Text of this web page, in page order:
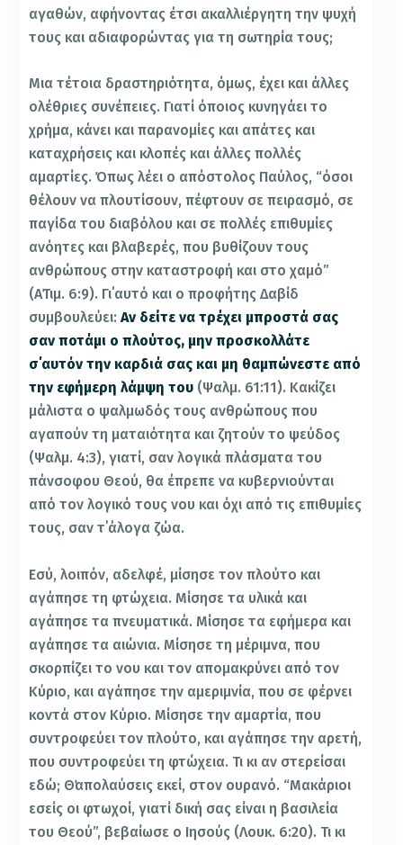
αγαθών, αφήνοντας έτσι ακαλλιέργητη την ψυχή
τους και αδιαφορώντας για τη σωτηρία τους;
Μια τέτοια δραστηριότητα, όμως, έχει και άλλες
ολέθριες συνέπειες. Γιατί όποιος κυνηγάει το
χρήμα, κάνει και παρανομίες και απάτες και
καταχρήσεις και κλοπές και άλλες πολλές
αμαρτίες. Όπως λέει ο απόστολος Παύλος, “όσοι
θέλουν να πλουτίσουν, πέφτουν σε πειρασμό, σε
παγίδα του διαβόλου και σε πολλές επιθυμίες
ανόητες και βλαβερές, που βυθίζουν τους
ανθρώπους στην καταστροφή και στο χαμό”
(Α΄Τιμ. 6:9). Γι΄αυτό και ο προφήτης Δαβίδ
συμβουλεύει:Αν δείτε να τρέχει μπροστά σας
σαν ποτάμι ο πλούτος, μην προσκολλάτε
σ΄αυτόν την καρδιά σας και μη θαμπώνεστε από
την εφήμερη λάμψη του (Ψαλμ. 61:11). Κακίζει
μάλιστα ο ψαλμωδός τους ανθρώπους που
αγαπούν τη ματαιότητα και ζητούν το ψεύδος
(Ψαλμ. 4:3), γιατί, σαν λογικά πλάσματα του
πάνσοφου Θεού, θα έπρεπε να κυβερνιούνται
από τον λογικό τους νου και όχι από τις επιθυμίες
τους, σαν τ΄άλογα ζώα.
Εσύ, λοιπόν, αδελφέ, μίσησε τον πλούτο και
αγάπησε τη φτώχεια. Μίσησε τα υλικά και
αγάπησε τα πνευματικά. Μίσησε τα εφήμερα και
αγάπησε τα αιώνια. Μίσησε τη μέριμνα, που
σκορπίζει το νου και τον απομακρύνει από τον
Κύριο, και αγάπησε την αμεριμνία, που σε φέρνει
κοντά στον Κύριο. Μίσησε την αμαρτία, που
συντροφεύει τον πλούτο, και αγάπησε την αρετή,
που συντροφεύει τη φτώχεια. Τι κι αν στερείσαι
εδώ; Θ΄απολαύσεις εκεί, στον ουρανό. “Μακάριοι
εσείς οι φτωχοί, γιατί δική σας είναι η βασιλεία
του Θεού”, βεβαίωσε ο Ιησούς (Λουκ. 6:20). Τι κι